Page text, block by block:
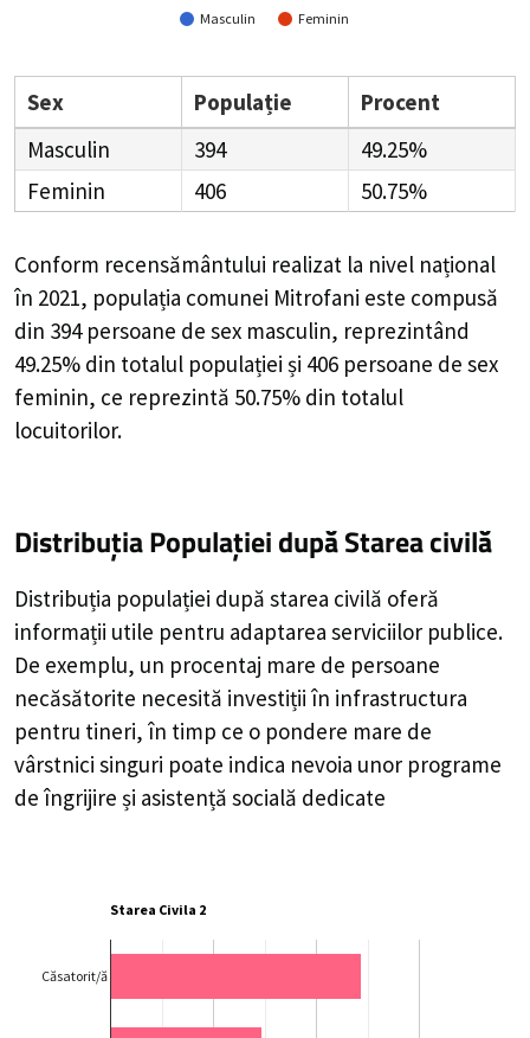
Masculin Feminin
Sex Populație
Procent
Masculin
394
49.25%
Feminin
406 50.75%
Conform recensământului realizat la nivel național
în 2021, populația comunei Mitrofani este compusă
din 394 persoane de sex masculin, reprezintând
49.25% din totalul populației și 406 persoane de sex
feminin, ce reprezintă 50.75% din totalul
locuitorilor.
Distribuția Populațieidupă Starea civilă
Distribuția populației după starea civilă oferă
informații utile pentru adaptarea serviciilor publice.
De exemplu, un procentaj mare de persoane
necăsătorite necesită investiții în infrastructura
pentru tineri, în timp ce o pondere mare de
vârstnici singuri poate indica nevoia unor programe
de îngrijire și asistență socială dedicate
Starea Civila 2
Căsatorit/ă